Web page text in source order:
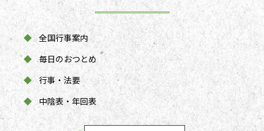
◆ 全国行事案内
◆ 毎日のおつとめ
◆ 行事・法要
◆
中陰表・年回表